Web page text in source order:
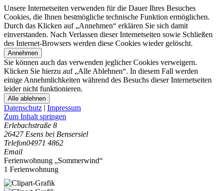
Unsere Internetseiten verwenden für die Dauer Ihres Besuches
Cookies, die Ihnen bestmögliche technische Funktion ermöglichen.
Durch das Klicken auf „Annehmen“ erklären Sie sich damit
einverstanden. Nach Verlassen dieser Internetseiten sowie Schließen
des Internet-Browsers werden diese Cookies wieder gelöscht.
Annehmen
Sie können auch das verwenden jeglicher Cookies verweigern.
Klicken Sie hierzu auf „Alle Ablehnen“. In diesem Fall werden
einige Annehmlichkeiten während des Besuchs dieser Internetseiten
leider nicht funktionieren.
Alle ablehnen
Datenschutz | Impressum
Zum Inhalt springen
Erlebachstraße 8
26427 Esens bei Bensersiel
Telefon04971 4862
Email
Ferienwohnung „Sommerwind“
1 Ferienwohnung